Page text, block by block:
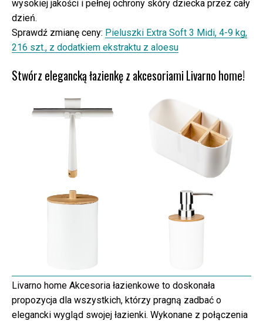
wysokiej jakości i pełnej ochrony skóry dziecka przez cały
dzień.
Sprawdź zmianę ceny: Pieluszki Extra Soft 3 Midi, 4-9 kg,
216 szt., z dodatkiem ekstraktu z aloesu
Stwórz elegancką łazienkę z akcesoriami Livarno home!
Livarno home Akcesoria łazienkowe to doskonała
propozycja dla wszystkich, którzy pragną zadbać o
elegancki wygląd swojej łazienki. Wykonane z połączenia